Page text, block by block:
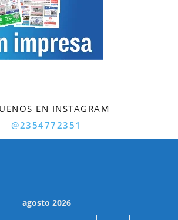
EN INSTAGRAM
@2354772351
agosto 2026